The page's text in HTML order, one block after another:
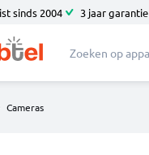
sinds 2004 3 jaar garantie
Cameras